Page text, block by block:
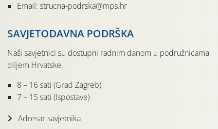
Email: strucna-podrska@mps.hr
SAVJETODAVNA PODRŠKA
Naši savjetnici su dostupni radnim danom u podružnicama
diljem Hrvatske.
8 – 16 sati (Grad Zagreb)
7 – 15 sati (Ispostave)
Adresar savjetnika